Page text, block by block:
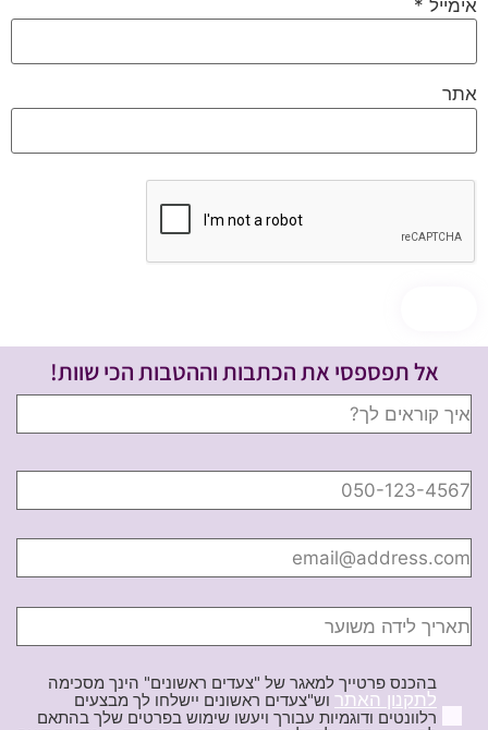
אימייל *
אתר
אל תפספסי את הכתבות וההטבות הכי שוות!
בהכנס פרטייך למאגר של "צעדים ראשונים" הינך מסכימה
לתקנון האתר וש"צעדים ראשונים יישלחו לך מבצעים
רלוונטים ודוגמיות עבורך ויעשו שימוש בפרטים שלך בהתאם